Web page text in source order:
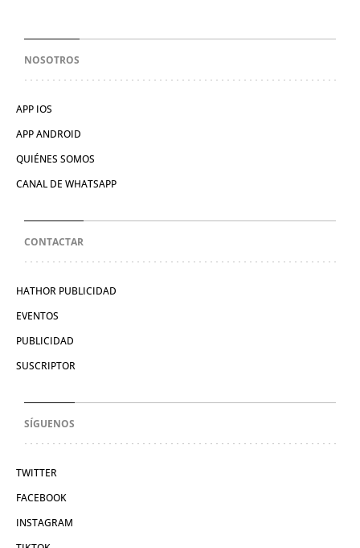
NOSOTROS
APP IOS
APP ANDROID
QUIÉNES SOMOS
CANAL DE WHATSAPP
CONTACTAR
HATHOR PUBLICIDAD
EVENTOS
PUBLICIDAD
SUSCRIPTOR
SÍGUENOS
TWITTER
FACEBOOK
INSTAGRAM